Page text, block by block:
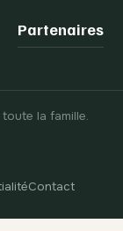
Partenaires
la famille.
Contact